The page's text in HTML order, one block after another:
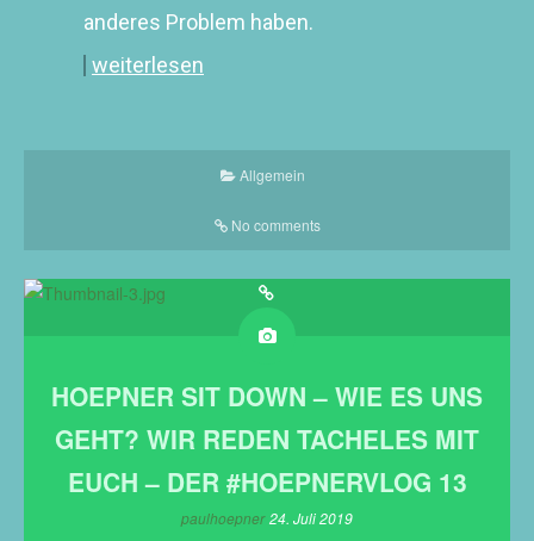
anderes Problem haben.
weiterlesen
Allgemein
No comments
HOEPNER SIT DOWN – WIE ES UNS
GEHT? WIR REDEN TACHELES MIT
EUCH – DER #HOEPNERVLOG 13
paulhoepner 24. Juli 2019